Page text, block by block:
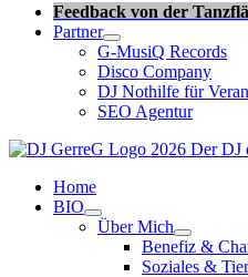
Feedback von der
Partner
G-MusiQ Records
Disco Company
DJ Nothilfe für
SEO Agentur
Home
BIO
Über Mich
Benefiz &
Soziales &